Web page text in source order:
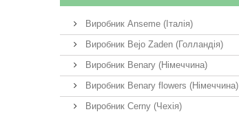
Виробник Anseme (Італія)
Виробник Bejo Zaden (Голландія)
Виробник Benary (Німеччина)
Виробник Benary flowers (Німеччина)
Виробник Cerny (Чехія)